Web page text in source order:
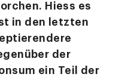
Hiess es
in den letzten
der
ein Teil der